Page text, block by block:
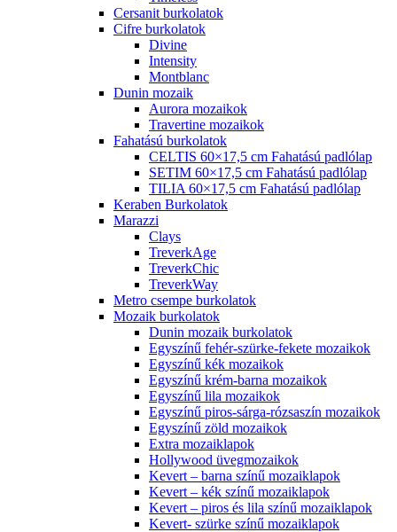
Cersanit burkolatok
Cifre burkolatok
Divine
Intensity
Montblanc
Dunin mozaik
Aurora mozaikok
Travertine mozaikok
Fahatású burkolatok
CELTIS 60×17,5 cm Fahatású padlólap
SETIM 60×17,5 cm Fahatású padlólap
TILIA 60×17,5 cm Fahatású padlólap
Keraben Burkolatok
Marazzi
Clays
TreverkAge
TreverkChic
TreverkWay
Metro csempe burkolatok
Mozaik burkolatok
Dunin mozaik burkolatok
Egyszínű fehér-szürke-fekete mozaikok
Egyszínű kék mozaikok
Egyszínű krém-barna mozaikok
Egyszínű lila mozaikok
Egyszínű piros-sárga-rózsaszín mozaikok
Egyszínű zöld mozaikok
Extra mozaiklapok
Hollywood üvegmozaikok
Kevert – barna színű mozaiklapok
Kevert – kék színű mozaiklapok
Kevert – piros és lila színű mozaiklapok
Kevert- szürke színű mozaiklapok